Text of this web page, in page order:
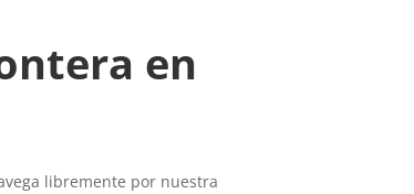
en
libremente por nuestra